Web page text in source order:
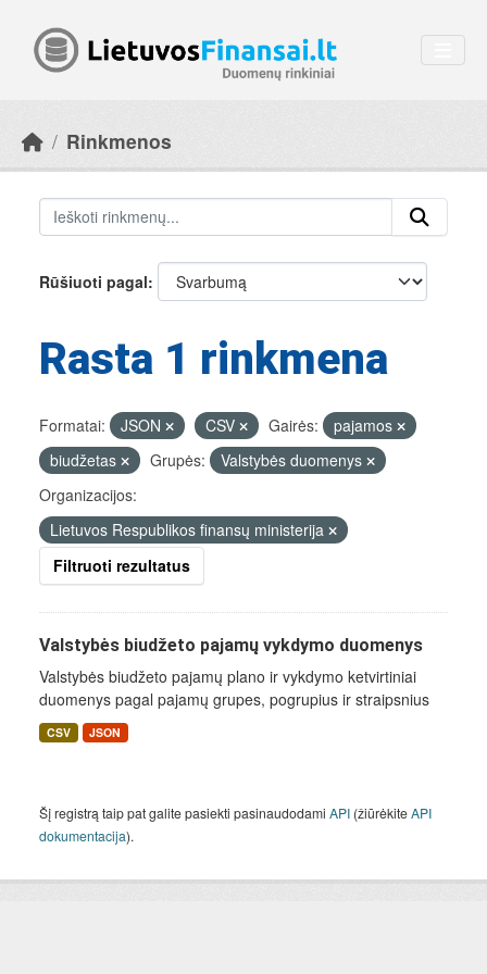
Rinkmenos
Rūšiuoti pagal
Rasta 1 rinkmena
Formatai: JSON CSV Gairės:
pajamos
biudžetas
Grupės:
Valstybės duomenys
Organizacijos:
Lietuvos Respublikos finansų ministerija
Filtruoti rezultatus
Valstybės biudžeto pajamų vykdymo duomenys
Valstybės biudžeto pajamų plano ir vykdymo ketvirtiniai
duomenys pagal pajamų grupes, pogrupius ir straipsnius
CSV JSON
Šį registrą taip pat galite pasiekti pasinaudodami API (žiūrėkiteAPI
dokumentacija).